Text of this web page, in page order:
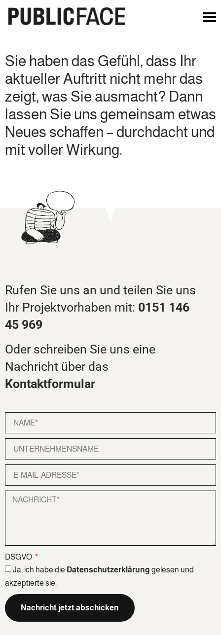
Sie haben das Gefühl, dass Ihr
aktueller Auftritt nicht mehr das
zeigt, was Sie ausmacht? Dann
lassen Sie uns gemeinsam etwas
Neues schaffen – durchdacht und
mit voller Wirkung.
Rufen Sie uns an und teilen Sie uns
Ihr Projektvorhaben mit: 0151 146
45 969
Oder schreiben Sie uns eine
Nachricht über das
Kontaktformular
DSGVO
Ja, ich habe die Datenschutzerklärung gelesen und
akzeptierte sie.
Nachricht jetzt abschicken